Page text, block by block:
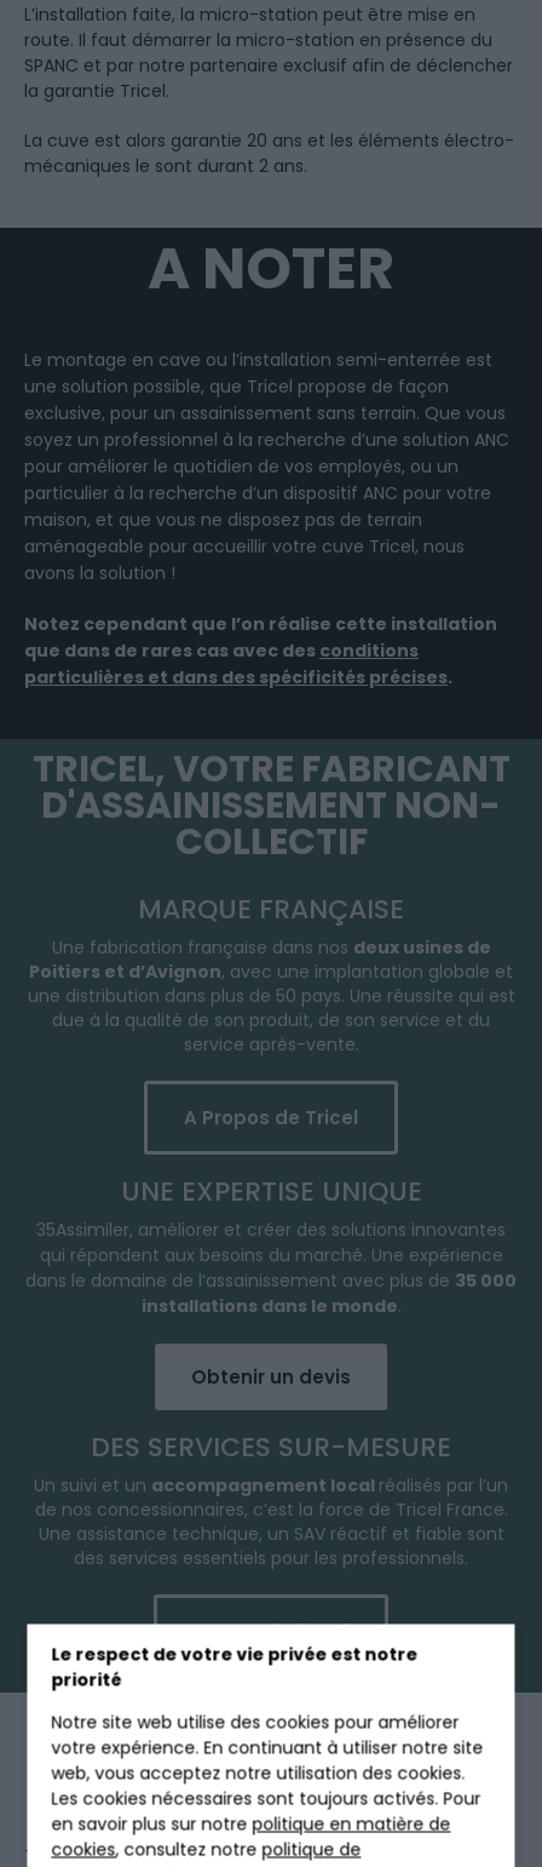
Le respect de votre vie privée est notre
priorité
Notre site web utilise des cookies pour améliorer
votre expérience. En continuant à utiliser notre site
web, vous acceptez notre utilisation des cookies.
Les cookies nécessaires sont toujours activés. Pour
en savoir plus sur notrepolitique en matière de
cookies, consultez notrepolitique de
L’installation faite, la micro-station peut être mise en
route. Il faut démarrer la micro-station en présence du
SPANC et par notre partenaire exclusif afin de déclencher
la garantie Tricel.
La cuve est alors garantie 20 ans et les éléments électro-
mécaniques le sont durant 2 ans.
A NOTER
Le montage en cave ou l’installation semi-enterrée est
une solution possible, que Tricel propose de façon
exclusive, pour un assainissement sans terrain. Que vous
soyez un professionnel à la recherche d’une solution ANC
pour améliorer le quotidien de vos employés, ou un
particulier à la recherche d’un dispositif ANC pour votre
maison, et que vous ne disposez pas de terrain
aménageable pour accueillir votre cuve Tricel, nous
avons la solution !
Notez cependant que l’on réalise cette installation
que dans de rares cas avec des conditions
particulières et dans des spécificités précises.
TRICEL, VOTRE FABRICANT
D'ASSAINISSEMENT NON-
COLLECTIF
MARQUE FRANÇAISE
Une fabrication française dans nos deux usines de
Poitiers et d’Avignon, avec une implantation globale et
une distribution dans plus de 50 pays. Une réussite qui est
due à la qualité de son produit, de son service et du
service après-vente.
A Propos de Tricel
UNE EXPERTISE UNIQUE
35Assimiler, améliorer et créer des solutions innovantes
qui répondent aux besoins du marché. Une expérience
dans le domaine de l’assainissement avec plus de 35 000
installations dans le monde.
Obtenir un devis
DES SERVICES SUR-MESURE
Un suivi et un accompagnement local réalisés par l’un
de nos concessionnaires, c’est la force de Tricel France.
Une assistance technique, un SAV réactif et fiable sont
des services essentiels pour les professionnels.
Partenaire local
QUI EST TRICEL ?
Tricel France spécialiste de l’assainissement non-